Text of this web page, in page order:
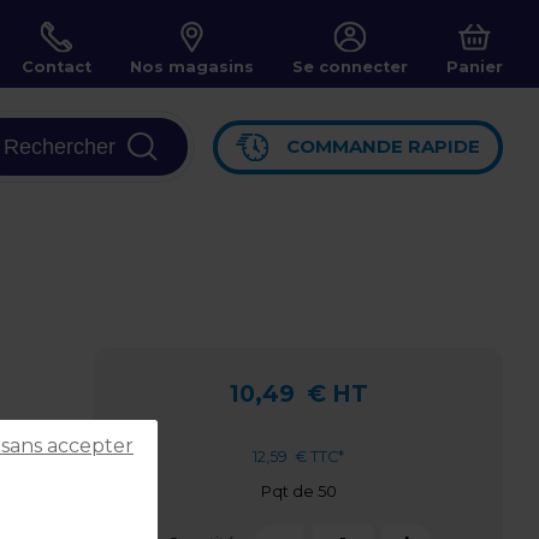
Contact Nos magasins Se connecter Panier
Rechercher COMMANDE RAPIDE
10,49 € HT
12,59 € TTC*
Pqt de 50
accepter